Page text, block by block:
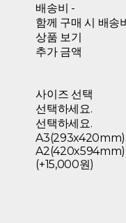
배송비 -
함께 구매 시 배송
상품 보기
추가 금액
사이즈 선택
선택하세요.
선택하세요.
A3(293x420mm)
A2(420x594mm)
(+15,000원)